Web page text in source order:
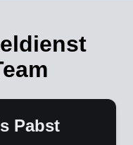
Pabst